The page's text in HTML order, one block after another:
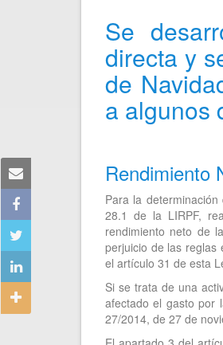
Se
directa y
de
a algunos
Rendimiento
Para la
28.1 de la LIRPF,
rendimiento neto de
perjuicio de las reglas
el artículo 31 de esta
Si se trata de una
afectado el gasto por
27/2014, de 27 de